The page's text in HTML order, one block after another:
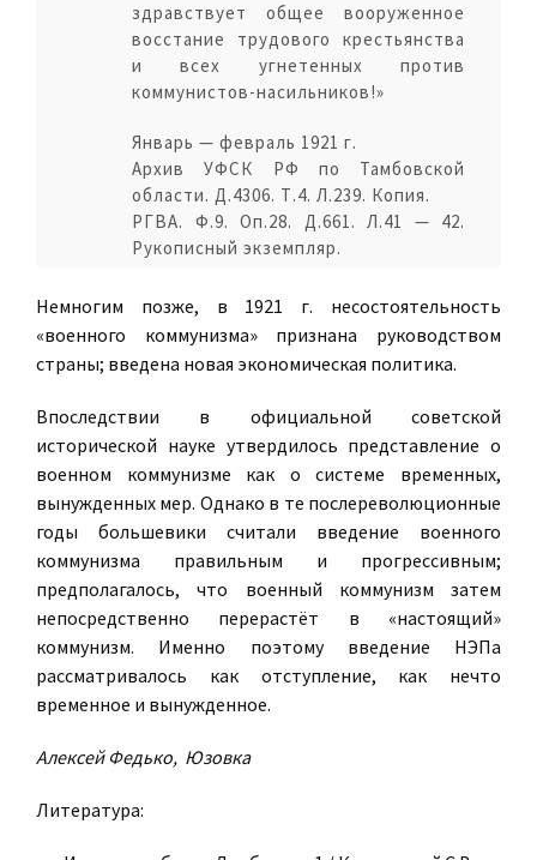
здравствует общее вооруженное
восстание трудового крестьянства
и всех угнетенных против
коммунистов-насильников!»
Январь — февраль 1921 г.
Архив УФСК РФ по Тамбовской
области. Д.4306. Т.4. Л.239. Копия.
РГВА. Ф.9. Оп.28. Д.661. Л.41 — 42.
Рукописный экземпляр.
Немногим позже, в 1921 г. несостоятельность
«военного коммунизма» признана руководством
страны; введена новая экономическая политика.
Впоследствии в официальной советской
исторической науке утвердилось представление о
военном коммунизме как о системе временных,
вынужденных мер. Однако в те послереволюционные
годы большевики считали введение военного
коммунизма правильным и прогрессивным;
предполагалось, что военный коммунизм затем
непосредственно перерастёт в «настоящий»
коммунизм. Именно поэтому введение НЭПа
рассматривалось как отступление, как нечто
временное и вынужденное.
Алексей Федько, Юзовка
Литература: